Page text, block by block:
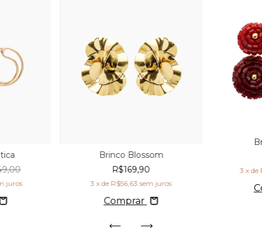
juros
Brinco Blossom
R$169,90
3 x de R$56,63 sem juros
Comprar
3 x de